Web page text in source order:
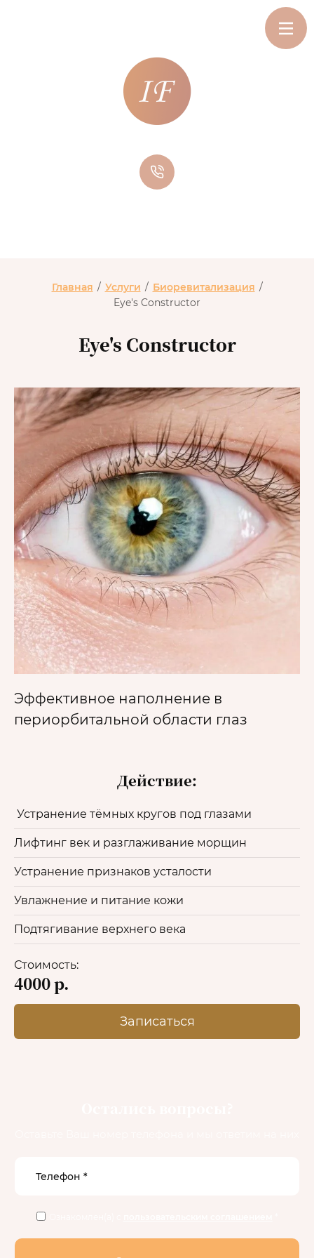
Главная / Услуги / Биоревитализация /
Eye's Constructor
Eye's Constructor
Эффективное наполнение в
периорбитальной области глаз
Действие:
Устранение тёмных кругов под глазами
Лифтинг век и разглаживание морщин
Устранение признаков усталости
Увлажнение и питание кожи
Подтягивание верхнего века
Стоимость:
4000 р.
Записаться